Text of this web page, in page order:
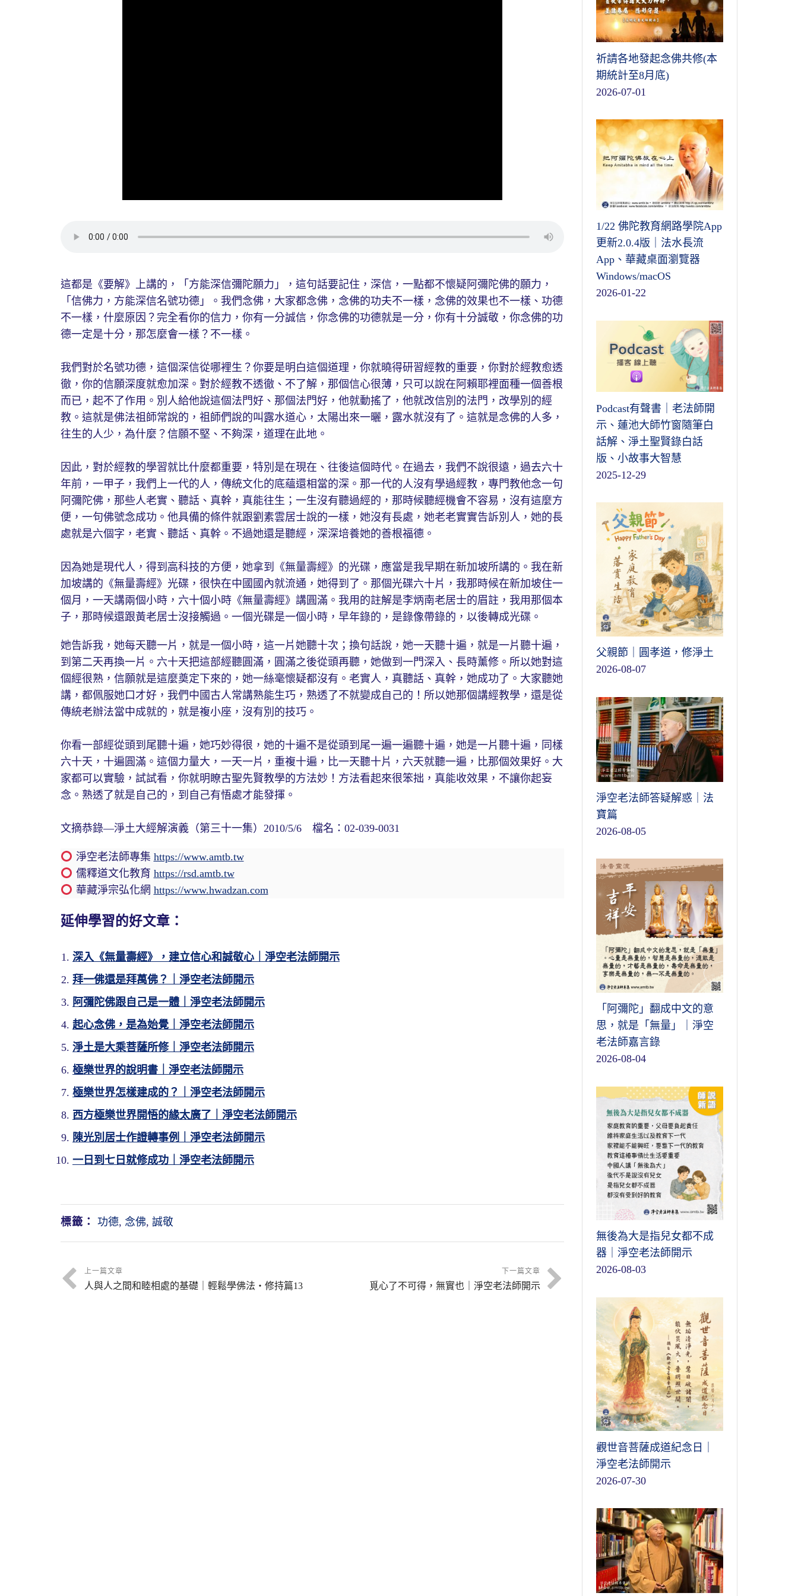
這都是《要解》上講的，「方能深信彌陀願力」，這句話要記住，深信，一點都不懷疑阿彌陀佛的願力，
「信佛力，方能深信名號功德」。我們念佛，大家都念佛，念佛的功夫不一樣，念佛的效果也不一樣、功德
不一樣，什麼原因？完全看你的信力，你有一分誠信，你念佛的功德就是一分，你有十分誠敬，你念佛的功
德一定是十分，那怎麼會一樣？不一樣。
我們對於名號功德，這個深信從哪裡生？你要是明白這個道理，你就曉得研習經教的重要，你對於經教愈透
徹，你的信願深度就愈加深。對於經教不透徹、不了解，那個信心很薄，只可以說在阿賴耶裡面種一個善根
而已，起不了作用。別人給他說這個法門好、那個法門好，他就動搖了，他就改信別的法門，改學別的經
教。這就是佛法祖師常說的，祖師們說的叫露水道心，太陽出來一曬，露水就沒有了。這就是念佛的人多，
往生的人少，為什麼？信願不堅、不夠深，道理在此地。
因此，對於經教的學習就比什麼都重要，特別是在現在、往後這個時代。在過去，我們不說很遠，過去六十
年前，一甲子，我們上一代的人，傳統文化的底蘊還相當的深。那一代的人沒有學過經教，專門教他念一句
阿彌陀佛，那些人老實、聽話、真幹，真能往生；一生沒有聽過經的，那時候聽經機會不容易，沒有這麼方
便，一句佛號念成功。他具備的條件就跟劉素雲居士說的一樣，她沒有長處，她老老實實告訴別人，她的長
處就是六個字，老實、聽話、真幹。不過她還是聽經，深深培養她的善根福德。
因為她是現代人，得到高科技的方便，她拿到《無量壽經》的光碟，應當是我早期在新加坡所講的。我在新
加坡講的《無量壽經》光碟，很快在中國國內就流通，她得到了。那個光碟六十片，我那時候在新加坡住一
個月，一天講兩個小時，六十個小時《無量壽經》講圓滿。我用的註解是李炳南老居士的眉註，我用那個本
子，那時候還跟黃老居士沒接觸過。一個光碟是一個小時，早年錄的，是錄像帶錄的，以後轉成光碟。
她告訴我，她每天聽一片，就是一個小時，這一片她聽十次；換句話說，她一天聽十遍，就是一片聽十遍，
到第二天再換一片。六十天把這部經聽圓滿，圓滿之後從頭再聽，她做到一門深入、長時薰修。所以她對這
個經很熟，信願就是這麼奠定下來的，她一絲毫懷疑都沒有。老實人，真聽話、真幹，她成功了。大家聽她
講，都佩服她口才好，我們中國古人常講熟能生巧，熟透了不就變成自己的！所以她那個講經教學，還是從
傳統老辦法當中成就的，就是複小座，沒有別的技巧。
你看一部經從頭到尾聽十遍，她巧妙得很，她的十遍不是從頭到尾一遍一遍聽十遍，她是一片聽十遍，同樣
六十天，十遍圓滿。這個力量大，一天一片，重複十遍，比一天聽十片，六天就聽一遍，比那個效果好。大
家都可以實驗，試試看，你就明瞭古聖先賢教學的方法妙！方法看起來很笨拙，真能收效果，不讓你起妄
念。熟透了就是自己的，到自己有悟處才能發揮。
文摘恭錄—淨土大經解演義（第三十一集）2010/5/6 檔名：02-039-0031
淨空老法師專集 https://www.amtb.tw
儒釋道文化教育 https://rsd.amtb.tw
華藏淨宗弘化網 https://www.hwadzan.com
延伸學習的好文章：
深入《無量壽經》，建立信心和誠敬心｜淨空老法師開示
拜一佛還是拜萬佛？｜淨空老法師開示
阿彌陀佛跟自己是一體｜淨空老法師開示
起心念佛，是為始覺｜淨空老法師開示
淨土是大乘菩薩所修｜淨空老法師開示
極樂世界的說明書｜淨空老法師開示
極樂世界怎樣建成的？｜淨空老法師開示
西方極樂世界開悟的緣太廣了｜淨空老法師開示
陳光別居士作證轉事例｜淨空老法師開示
一日到七日就修成功｜淨空老法師開示
標籤： 功德, 念佛, 誠敬
上一篇文章
人與人之間和睦相處的基礎｜輕鬆學佛法・修持篇13
下一篇文章
覓心了不可得，無實也｜淨空老法師開示
祈請各地發起念佛共修(本
期統計至8月底)
2026-07-01
1/22 佛陀教育網路學院App
更新2.0.4版｜法水長流
App、華藏桌面瀏覽器
Windows/macOS
2026-01-22
Podcast有聲書｜老法師開
示、蓮池大師竹窗隨筆白
話解、淨土聖賢錄白話
版、小故事大智慧
2025-12-29
父親節｜圓孝道，修淨土
2026-08-07
淨空老法師答疑解惑｜法
寶篇
2026-08-05
「阿彌陀」翻成中文的意
思，就是「無量」｜淨空
老法師嘉言錄
2026-08-04
無後為大是指兒女都不成
器｜淨空老法師開示
2026-08-03
觀世音菩薩成道紀念日｜
淨空老法師開示
2026-07-30